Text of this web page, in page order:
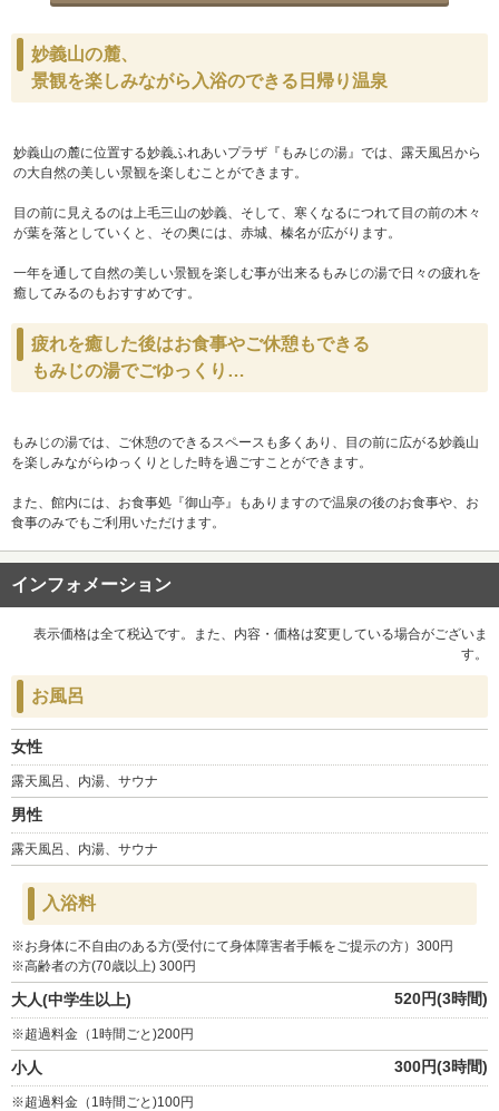
妙義山の麓、
景観を楽しみながら入浴のできる日帰り温泉
妙義山の麓に位置する妙義ふれあいプラザ『もみじの湯』では、露天風呂から
の大自然の美しい景観を楽しむことができます。
目の前に見えるのは上毛三山の妙義、そして、寒くなるにつれて目の前の木々
が葉を落としていくと、その奥には、赤城、榛名が広がります。
一年を通して自然の美しい景観を楽しむ事が出来るもみじの湯で日々の疲れを
癒してみるのもおすすめです。
疲れを癒した後はお食事やご休憩もできる
もみじの湯でごゆっくり…
もみじの湯では、ご休憩のできるスペースも多くあり、目の前に広がる妙義山
を楽しみながらゆっくりとした時を過ごすことができます。
また、館内には、お食事処『御山亭』もありますので温泉の後のお食事や、お
食事のみでもご利用いただけます。
インフォメーション
表示価格は全て税込です。また、内容・価格は変更している場合がございま
す。
お風呂
女性
露天風呂、内湯、サウナ
男性
露天風呂、内湯、サウナ
入浴料
※お身体に不自由のある方(受付にて身体障害者手帳をご提示の方）300円
※高齢者の方(70歳以上) 300円
大人(中学生以上) 520円(3時間)
※超過料金（1時間ごと)200円
小人 300円(3時間)
※超過料金（1時間ごと)100円